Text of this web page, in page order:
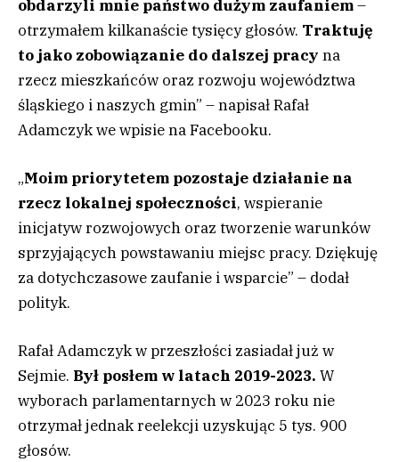
obdarzyli mnie państwo dużym zaufaniem–
otrzymałem kilkanaście tysięcy głosów. Traktuję
to jako zobowiązanie do dalszej pracy na
rzecz mieszkańców oraz rozwoju województwa
śląskiego i naszych gmin” – napisał Rafał
Adamczyk we wpisie na Facebooku.
„Moim priorytetem pozostaje działanie na
rzecz lokalnej społeczności, wspieranie
inicjatyw rozwojowych oraz tworzenie warunków
sprzyjających powstawaniu miejsc pracy. Dziękuję
za dotychczasowe zaufanie i wsparcie” – dodał
polityk.
Rafał Adamczyk w przeszłości zasiadał już w
Sejmie. Był posłem w latach 2019-2023. W
wyborach parlamentarnych w 2023 roku nie
otrzymał jednak reelekcji uzyskując 5 tys. 900
głosów.